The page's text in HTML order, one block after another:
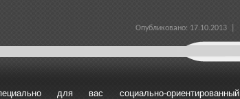
Опубликовано: 17.10.2013 |
для вас социально-ориентированный